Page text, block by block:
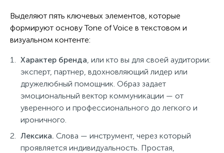
Выделяют пять ключевых элементов, которые
формируют основу Tone of Voice в текстовом и
визуальном контенте:
Характер бренда или кто вы для своей аудитории:
эксперт, партнер, вдохновляющий лидер или
дружелюбный помощник. Образ задает
эмоциональный вектор коммуникации — от
уверенного и профессионального до легкого и
ироничного.
Лексика. Слова — инструмент, через который
проявляется индивидуальность. Простая,